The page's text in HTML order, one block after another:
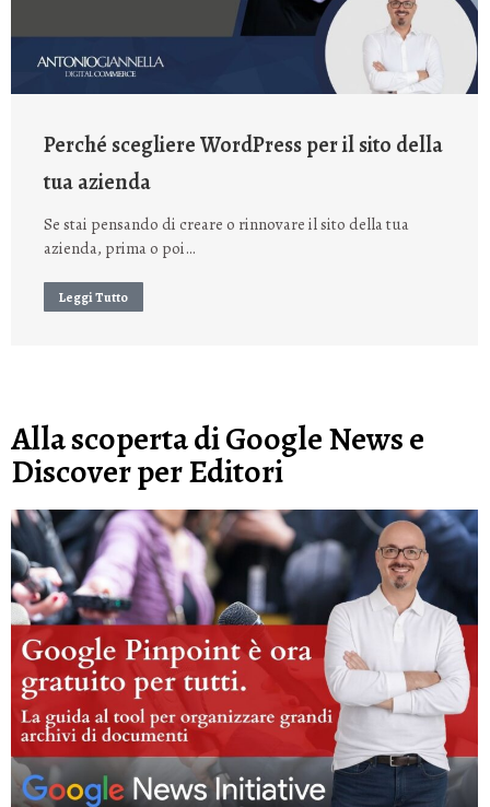
Perché scegliere WordPress per il sito della
tua azienda
Se stai pensando di creare o rinnovare il sito della tua
azienda, prima o poi…
Leggi Tutto
Alla scoperta di Google News e
Discover per Editori